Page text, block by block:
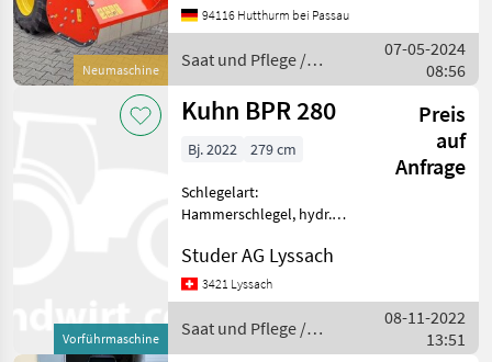
Neumaschine
Außenbreite 2, 99m
Maschine nach rechts um
58cm aus der Mitte
94116 Hutthurm bei Passau
Saat und Pflege /
Kuhn
07-05-2024
08:56
Vorführmaschine
Kuhn BPR 280
Preis
auf
Anfrage
Bj. 2022 279 cm
Schlegelart:
Hammerschlegel, hydr.
/ Gewicht 1020 kg / Breite
279 cm / Hammerschlägel /
Hydr. Seitenschub 58 cm /
Stützwalze / Gelenkwelle /
Studer AG Lyssach
3421 Lyssach
Saat und Pflege /
Kuhn
08-11-2022
13:51